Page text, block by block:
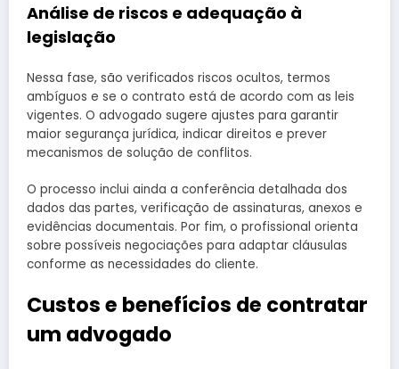
Análise de riscos e adequação à
legislação
Nessa fase, são verificados riscos ocultos, termos
ambíguos e se o contrato está de acordo com as leis
vigentes. O advogado sugere ajustes para garantir
maior segurança jurídica, indicar direitos e prever
mecanismos de solução de conflitos.
O processo inclui ainda a conferência detalhada dos
dados das partes, verificação de assinaturas, anexos e
evidências documentais. Por fim, o profissional orienta
sobre possíveis negociações para adaptar cláusulas
conforme as necessidades do cliente.
Custos e benefícios de contratar
um advogado